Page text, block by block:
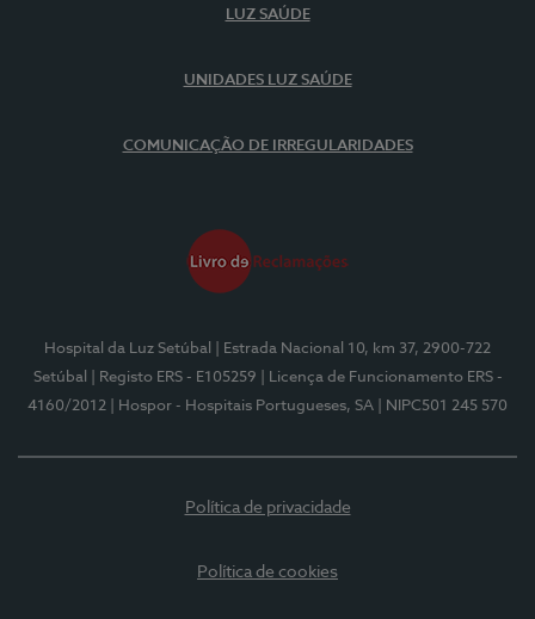
LUZ SAÚDE
UNIDADES LUZ SAÚDE
COMUNICAÇÃO DE IRREGULARIDADES
Hospital da Luz Setúbal
| Estrada Nacional 10, km 37, 2900-722
Setúbal
| Registo ERS - E105259
| Licença de Funcionamento ERS -
4160/2012
| Hospor - Hospitais Portugueses, SA | NIPC501 245 570
Política de privacidade
Política de cookies